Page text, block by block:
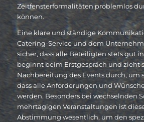
Zeitfensterformalitäten problemlos
können.
Eine klare und ständige
Catering-Service und dem
sicher, dass alle Beteiligten stets gut
beginnt beim Erstgespräch und zieht
Nachbereitung des Events durch, um
dass alle Anforderungen und
werden. Besonders bei wechselnden
mehrtägigen Veranstaltungen ist
Abstimmung wesentlich, um den